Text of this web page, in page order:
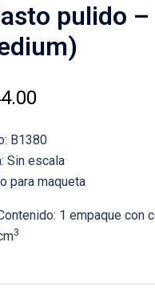
pulido
B1380
Sin escala
para maqueta
1 empaque con
3